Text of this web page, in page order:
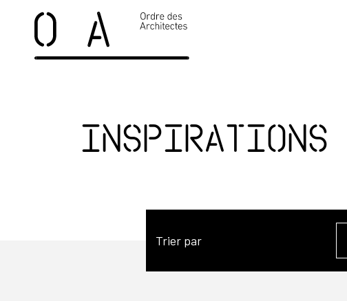
Inspirations
Trier par